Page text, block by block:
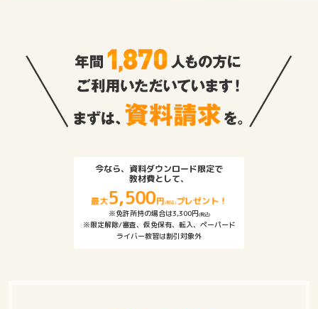
今なら、資料ダウンロード限定で
教材費として、
最大5,500円(税込)プレゼント！
※免許所持の場合は3,300円(税込)
※限定解除/審査、仮免保有、転入、ペーパード
ライバー教習は割引対象外